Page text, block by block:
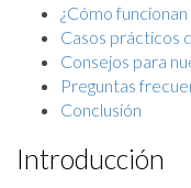
¿Cómo
Casos prácticos
Consejos para
Preguntas
Conclusión
Introducción